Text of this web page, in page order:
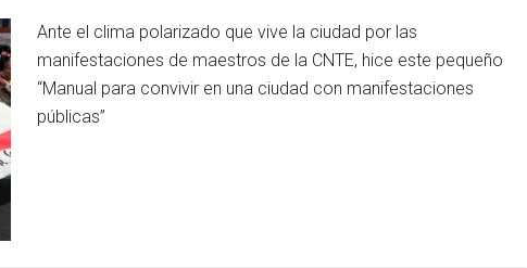
Ante el clima polarizado que vive la ciudad por las
manifestaciones de maestros de la CNTE, hice este pequeño
“Manual para convivir en una ciudad con manifestaciones
públicas”